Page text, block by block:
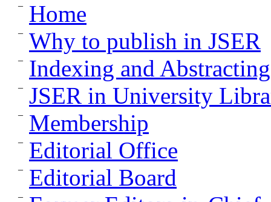
Home
Why to publish in JSER
Indexing and Abstracting
JSER in University
Membership
Editorial Office
Editorial Board